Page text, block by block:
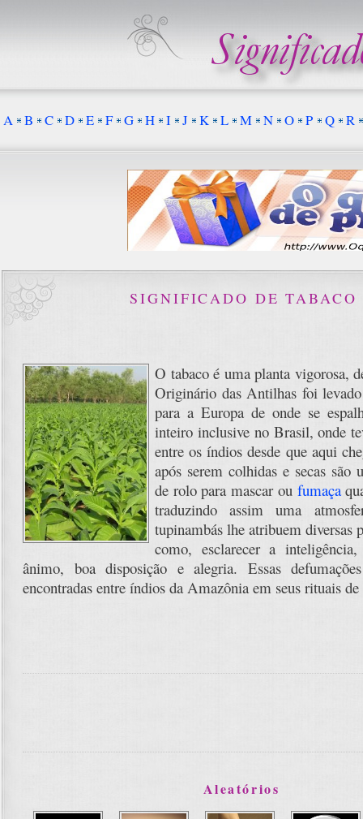
SIGNIFICADO DE TABACO
O tabaco é uma planta vigorosa,
Originário das Antilhas foi levado
para a Europa de onde se
inteiro inclusive no Brasil, onde
entre os índios desde que aqui
após serem colhidas e secas são
de rolo para mascar ou fumaça
traduzindo assim uma
tupinambás lhe atribuem diversas
como, esclarecer a
ânimo, boa disposição e alegria. Essas
encontradas entre índios da Amazônia em seus rituais
Aleatórios
A B C D E F G H I J K L M N O P Q R